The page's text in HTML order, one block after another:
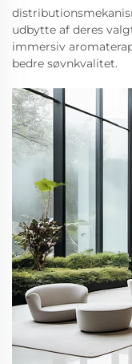
udbytte af deres
immersiv
bedre søvnkvalitet.